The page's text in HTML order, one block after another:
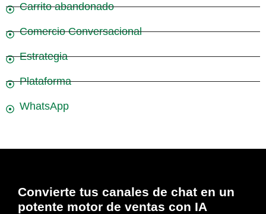
Carrito abandonado
Comercio Conversacional
Estrategia
Plataforma
WhatsApp
Convierte tus canales de chat en un
potente motor de ventas con IA